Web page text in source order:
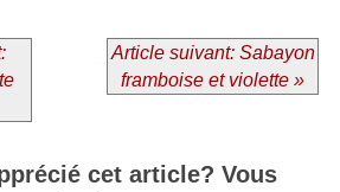
Article suivant: Sabayon
framboise et violette »
cet article? Vous